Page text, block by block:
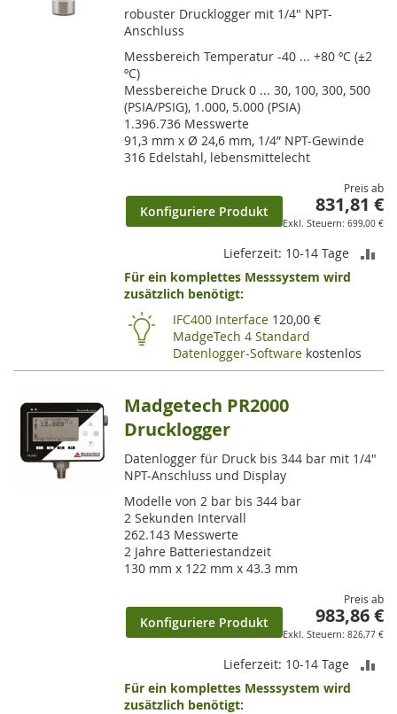
robuster Drucklogger mit 1/4" NPT-
Anschluss
Messbereich Temperatur -40 ... +80 ºC (±2
ºC)
Messbereiche Druck 0 ... 30, 100, 300, 500
(PSIA/PSIG), 1.000, 5.000 (PSIA)
1.396.736 Messwerte
91,3 mm x Ø 24,6 mm, 1/4” NPT-Gewinde
316 Edelstahl, lebensmittelecht
Preis ab
831,81 €
699,00 €
Konfiguriere Produkt
Lieferzeit: 10-14 Tage
Für ein komplettes Messsystem wird
zusätzlich benötigt:
IFC400 Interface 120,00 €
MadgeTech 4 Standard
Datenlogger-Software kostenlos
Madgetech PR2000
Drucklogger
Datenlogger für Druck bis 344 bar mit 1/4"
NPT-Anschluss und Display
Modelle von 2 bar bis 344 bar
2 Sekunden Intervall
262.143 Messwerte
2 Jahre Batteriestandzeit
130 mm x 122 mm x 43.3 mm
Preis ab
983,86 €
826,77 €
Konfiguriere Produkt
Lieferzeit: 10-14 Tage
Für ein komplettes Messsystem wird
zusätzlich benötigt: